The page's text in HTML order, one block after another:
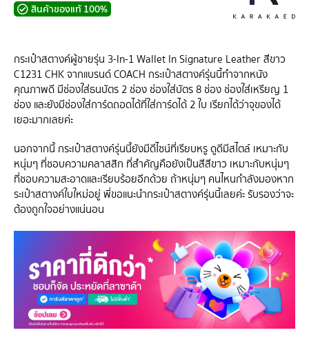
สินค้าของแท้ 100%
กระเป๋าสตางค์ผู้ชายรุ่น 3-In-1 Wallet In Signature Leather สีขาว
C1231 CHK จากแบรนด์ COACH กระเป๋าสตางค์รุ่นนี้ทำจากหนัง
คุณภาพดี มีช่องใส่ธนบัตร 2 ช่อง ช่องใส่บัตร 8 ช่อง ช่องใส่เหรียญ 1
ช่อง และยังมีช่องใส่การ์ดถอดได้ที่ใส่การ์ดได้ 2 ใบ เรียกได้ว่าจุของได้
เยอะมากเลยค่ะ
นอกจากนี้ กระเป๋าสตางค์รุ่นนี้ยังมีดีไซน์ที่เรียบหรู ดูดีมีสไตล์ เหมาะกับ
หนุ่มๆ ที่ชอบความคลาสสิก ที่สำคัญคือยังเป็นสีสีขาว เหมาะกับหนุ่มๆ
ที่ชอบความสะอาดและเรียบร้อยอีกด้วย ถ้าหนุ่มๆ คนไหนกำลังมองหาก
ระเป๋าสตางค์ใบใหม่อยู่ พี่ขอแนะนำกระเป๋าสตางค์รุ่นนี้เลยค่ะ รับรองว่าจะ
ต้องถูกใจอย่างแน่นอน